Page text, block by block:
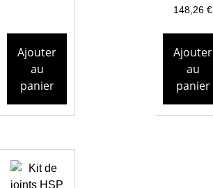
Ajouter
au
panier
148,26€
Ajouter
au
panier